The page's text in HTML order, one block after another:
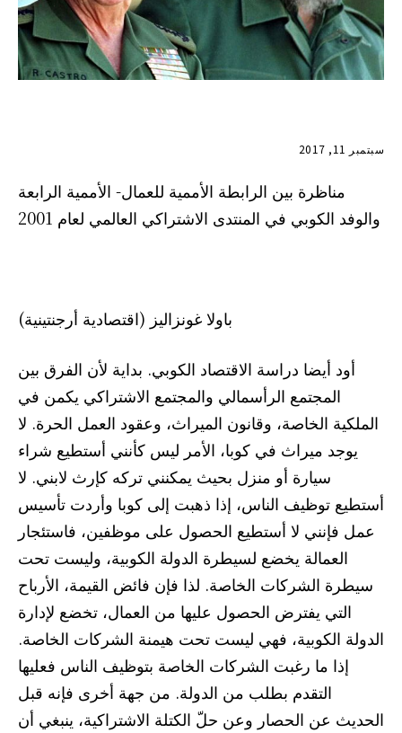
سبتمبر 11, 2017
مناظرة بين الرابطة الأممية للعمال- الأممية الرابعة
والوفد الكوبي في المنتدى الاشتراكي العالمي لعام 2001
باولا غونزاليز (اقتصادية أرجنتينية)
أود أيضا دراسة الاقتصاد الكوبي. بداية لأن الفرق بين
المجتمع الرأسمالي والمجتمع الاشتراكي يكمن في
الملكية الخاصة، وقانون الميراث، وعقود العمل الحرة. لا
يوجد ميراث في كوبا، الأمر ليس كأنني أستطيع شراء
سيارة أو منزل بحيث يمكنني تركه كإرث لابني. لا
أستطيع توظيف الناس، إذا ذهبت إلى كوبا وأردت تأسيس
عمل فإنني لا أستطيع الحصول على موظفين، فاستئجار
العمالة يخضع لسيطرة الدولة الكوبية، وليست تحت
سيطرة الشركات الخاصة. لذا فإن فائض القيمة، الأرباح
التي يفترض الحصول عليها من العمال، تخضع لإدارة
الدولة الكوبية، فهي ليست تحت هيمنة الشركات الخاصة.
إذا ما رغبت الشركات الخاصة بتوظيف الناس فعليها
التقدم بطلب من الدولة. من جهة أخرى فإنه قبل
الحديث عن الحصار وعن حلّ الكتلة الاشتراكية، ينبغي أن